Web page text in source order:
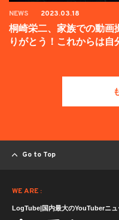
NEWS 2023.03.18
桐崎栄二、家族での動画
りがとう！これからは自
Go to Top
WE ARE :
LogTube|国内最大のYouTuberニュ